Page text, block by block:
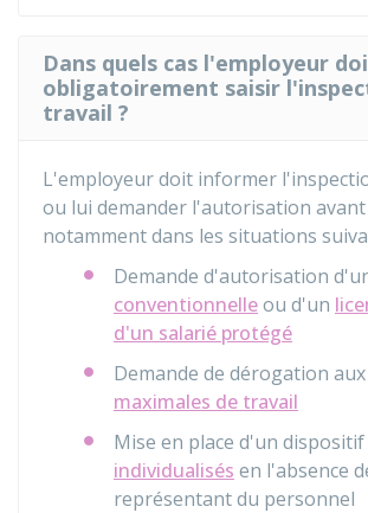
Dans quels cas l'employeur
obligatoirement saisir
travail ?
L'employeur doit informer
ou lui demander l'autorisation
notamment dans les situations
Demande d'autorisation
conventionnelleou d'un
d'un salarié protégé
Demande de dérogation aux
maximales de travail
Mise en place d'un dispositif
individualisés en l'absence
représentant du personnel